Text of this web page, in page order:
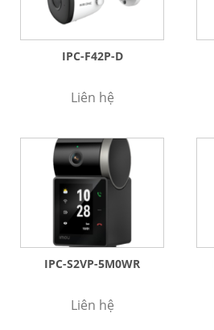
IPC-F42P-D
Liên hệ
IPC-S2VP-5M0WR
Liên hệ